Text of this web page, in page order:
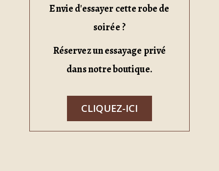
Envie d'essayer cette robe de
soirée ?
Réservez un essayage privé
dans notre boutique.
CLIQUEZ-ICI